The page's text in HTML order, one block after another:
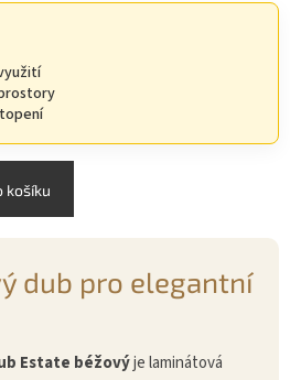
košíku
dub pro elegantní
Estate béžovýje laminátová